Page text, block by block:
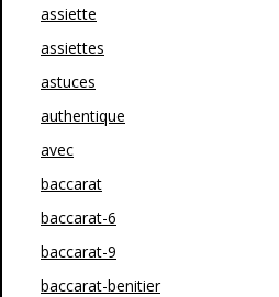
assiette
assiettes
astuces
authentique
avec
baccarat
baccarat-6
baccarat-9
baccarat-benitier